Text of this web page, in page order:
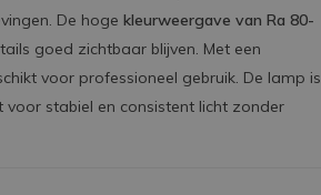
De hoge kleurweergave van Ra 80-
goed zichtbaar blijven. Met een
voor professioneel gebruik. De lamp is
voor stabiel en consistent licht zonder